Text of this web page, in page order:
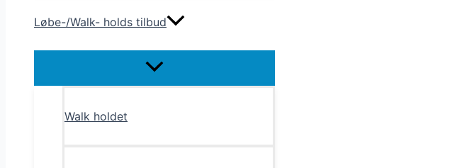
Løbe-/Walk- holds tilbud
Menu
Walk holdet